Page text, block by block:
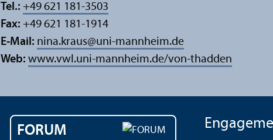
Tel.: +49 621 181-3503
Fax: +49 621 181-1914
E-Mail: nina.kraus@uni-mannheim.de
Web: www.vwl.uni-mannheim.de/von-thadden
FORUM